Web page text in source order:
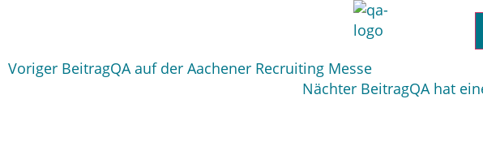
Voriger BeitragQA auf der Aachener Recruiting Messe
Nächter BeitragQA hat